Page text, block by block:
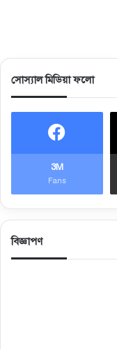
সোস্যাল মিডিয়া ফলো
3M
Fans
বিজ্ঞাপণ